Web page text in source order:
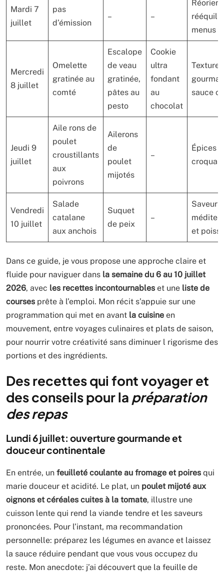
Mardi 7
juillet
pas
d’émission
– –
menus
Mercredi
8 juillet
Omelette
gratinée au
comté
Escalope
de veau
gratinée,
pâtes au
pesto
Cookie
ultra
fondant
au
chocolat
Textures
sauce
Jeudi 9
juillet
Aile rons de
poulet
croustillants
aux
poivrons
Ailerons
de
poulet
mijotés
–
Épices
Vendredi
10 juillet
Salade
catalane
aux anchois
Suquet
de peix
–
Saveurs
et
Dans ce guide, je vous propose une approche claire et
fluide pour naviguer dans la semaine du 6 au 10 juillet
2026, avec les recettes incontournables et une liste de
courses prête à l’emploi. Mon récit s’appuie sur une
programmation qui met en avant la cuisine en
mouvement, entre voyages culinaires et plats de saison,
pour nourrir votre créativité sans diminuer l rigorisme des
portions et des ingrédients.
Des recettes qui font voyager et
des conseils pour la préparation
des repas
Lundi 6 juillet: ouverture gourmande et
douceur continentale
En entrée, un feuilleté coulante au fromage et poires qui
marie douceur et acidité. Le plat, un poulet mijoté aux
oignons et céréales cuites à la tomate, illustre une
cuisson lente qui rend la viande tendre et les saveurs
prononcées. Pour l’instant, ma recommandation
personnelle: préparez les légumes en avance et laissez
la sauce réduire pendant que vous vous occupez du
reste. Mon anecdote: j’ai découvert que la feuille de